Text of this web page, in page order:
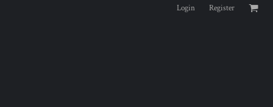
Login Register